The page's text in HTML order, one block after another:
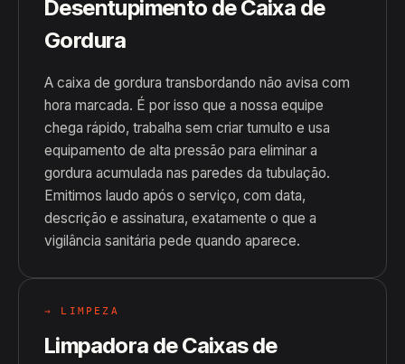
Desentupimento de Caixa de
Gordura
A caixa de gordura transbordando não avisa com
hora marcada. É por isso que a nossa equipe
chega rápido, trabalha sem criar tumulto e usa
equipamento de alta pressão para eliminar a
gordura acumulada nas paredes da tubulação.
Emitimos laudo após o serviço, com data,
descrição e assinatura, exatamente o que a
vigilância sanitária pede quando aparece.
→ LIMPEZA
Limpadora de Caixas de